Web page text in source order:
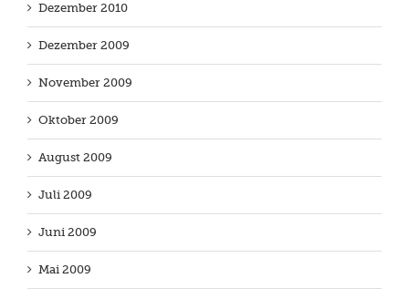
Dezember 2010
Dezember 2009
November 2009
Oktober 2009
August 2009
Juli 2009
Juni 2009
Mai 2009